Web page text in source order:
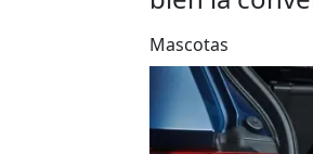
Mascotas